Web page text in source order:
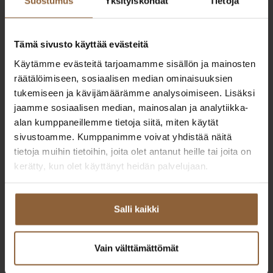
Tämä sivusto käyttää evästeitä
Käytämme evästeitä tarjoamamme sisällön ja mainosten
räätälöimiseen, sosiaalisen median ominaisuuksien
tukemiseen ja kävijämäärämme analysoimiseen. Lisäksi
jaamme sosiaalisen median, mainosalan ja analytiikka-
alan kumppaneillemme tietoja siitä, miten käytät
sivustoamme. Kumppanimme voivat yhdistää näitä
tietoja muihin tietoihin, joita olet antanut heille tai joita on
kerätty, kun olet käyttänyt heidän palvelujaan.
Salli kaikki
Vain välttämättömät
Rakentajan vinkit, osa 2: Rakennusluvat ja
yhteistyö viranomaisten kanssa
Miten rakennusprosessi etenee ja mitä rakennuttajan on
tärkeää muistaa? Lue asiantuntijamme vinkit sujuvaan
rakennusprojektiin.
Lue lisää
Designtalo
Elämäsi parhaat ratkaisut muuttovalmiin kodin rakentamiseen.